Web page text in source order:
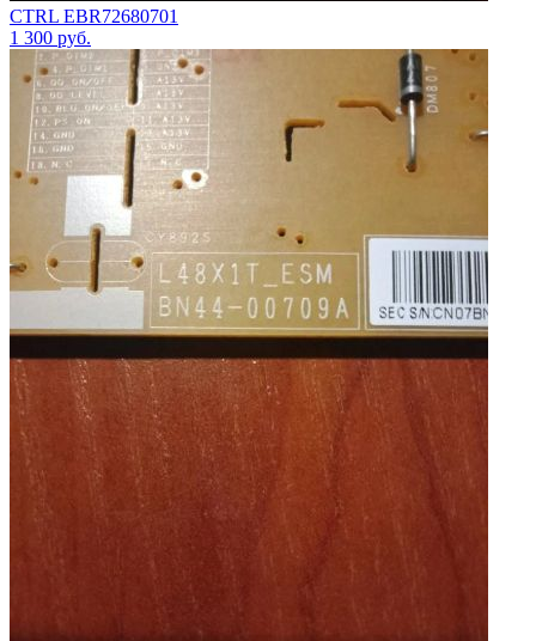
CTRL EBR72680701
1 300 руб.